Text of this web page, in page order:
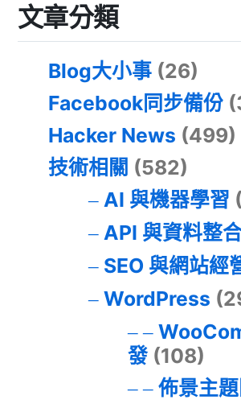
文章分類
Blog大小事 (26)
Facebook同步備份
Hacker News (499)
技術相關 (582)
AI 與機器學習
API 與資料整
SEO 與網站經
WordPress
發(108)
佈景主